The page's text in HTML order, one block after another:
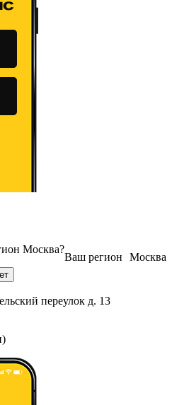
Москва
Ваш регион
Москва?
переулок д. 13